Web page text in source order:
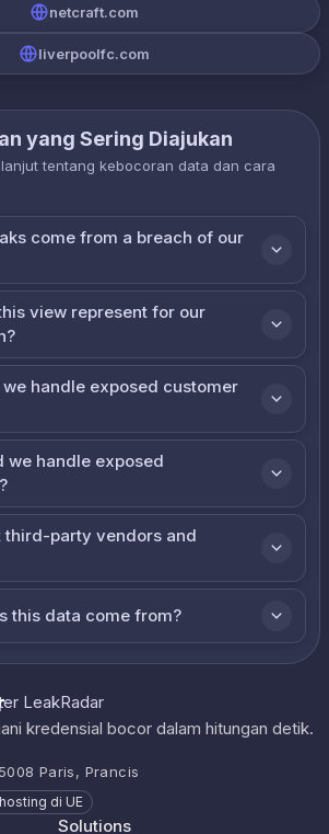
netcraft.com
liverpoolfc.com
yang Sering Diajukan
tentang kebocoran data dan cara
come from a breach of our
view represent for our
we handle exposed customer
we handle exposed
third-party vendors and
this data come from?
kredensial bocor dalam hitungan detik.
Paris, Prancis
di UE
Solutions